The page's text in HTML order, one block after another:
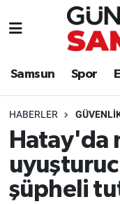
Samsun Spor
HABERLER
Hatay'da
şüpheli
Samsun
Politika
Turizm
Nöbetçi
Süper Lig
Tüm Manşetler